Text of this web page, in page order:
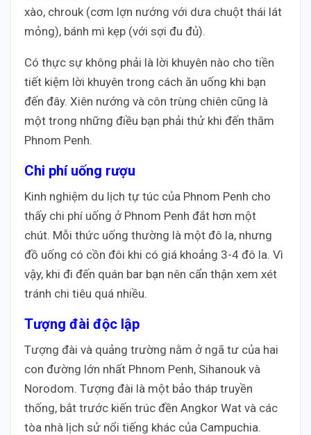
xào, chrouk (cơm lợn nướng với dưa chuột thái lát
mỏng), bánh mì kẹp (với sợi đu đủ).
Có thực sự không phải là lời khuyên nào cho tiền
tiết kiệm lời khuyên trong cách ăn uống khi bạn
đến đây. Xiên nướng và côn trùng chiên cũng là
một trong những điều bạn phải thử khi đến thăm
Phnom Penh.
Chi phí uống rượu
Kinh nghiệm du lịch tự túc của Phnom Penh cho
thấy chi phí uống ở Phnom Penh đắt hơn một
chút. Mỗi thức uống thường là một đô la, nhưng
đồ uống có cồn đôi khi có giá khoảng 3-4 đô la. Vì
vậy, khi đi đến quán bar bạn nên cẩn thận xem xét
tránh chi tiêu quá nhiều.
Tượng đài độc lập
Tượng đài và quảng trường nằm ở ngã tư của hai
con đường lớn nhất Phnom Penh, Sihanouk và
Norodom. Tượng đài là một bảo tháp truyền
thống, bắt trước kiến ​​trúc đền Angkor Wat và các
tòa nhà lịch sử nổi tiếng khác của Campuchia.